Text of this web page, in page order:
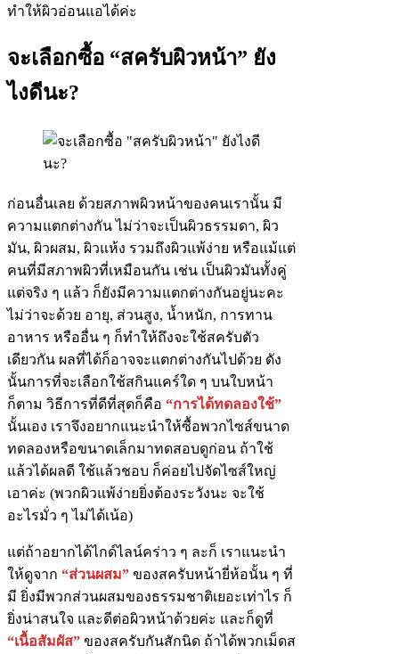
ทำให้ผิวอ่อนแอได้ค่ะ
จะเลือกซื้อ “สครับผิวหน้า” ยัง
ไงดีนะ?
ก่อนอื่นเลย ด้วยสภาพผิวหน้าของคนเรานั้น มี
ความแตกต่างกัน ไม่ว่าจะเป็นผิวธรรมดา, ผิว
มัน, ผิวผสม, ผิวแห้ง รวมถึงผิวแพ้ง่าย หรือแม้แต่
คนที่มีสภาพผิวที่เหมือนกัน เช่น เป็นผิวมันทั้งคู่
แต่จริง ๆ แล้ว ก็ยังมีความแตกต่างกันอยู่นะคะ
ไม่ว่าจะด้วย อายุ, ส่วนสูง, น้ำหนัก, การทาน
อาหาร หรืออื่น ๆ ก็ทำให้ถึงจะใช้สครับตัว
เดียวกัน ผลที่ได้ก็อาจจะแตกต่างกันไปด้วย ดัง
นั้นการที่จะเลือกใช้สกินแคร์ใด ๆ บนใบหน้า
ก็ตาม วิธีการที่ดีที่สุดก็คือ “การได้ทดลองใช้”
นั้นเอง เราจึงอยากแนะนำให้ซื้อพวกไซส์ขนาด
ทดลองหรือขนาดเล็กมาทดสอบดูก่อน ถ้าใช้
แล้วได้ผลดี ใช้แล้วชอบ ก็ค่อยไปจัดไซส์ใหญ่
เอาค่ะ (พวกผิวแพ้ง่ายยิ่งต้องระวังนะ จะใช้
อะไรมั่ว ๆ ไม่ได้เน้อ)
แต่ถ้าอยากได้ไกด์ไลน์คร่าว ๆ ละก็ เราแนะนำ
ให้ดูจาก “ส่วนผสม” ของสครับหน้ายี่ห้อนั้น ๆ ที่
มี ยิ่งมีพวกส่วนผสมของธรรมชาติเยอะเท่าไร ก็
ยิ่งน่าสนใจ และดีต่อผิวหน้าด้วยค่ะ และก็ดูที่
“เนื้อสัมผัส” ของสครับกันสักนิด ถ้าได้พวกเม็ดส